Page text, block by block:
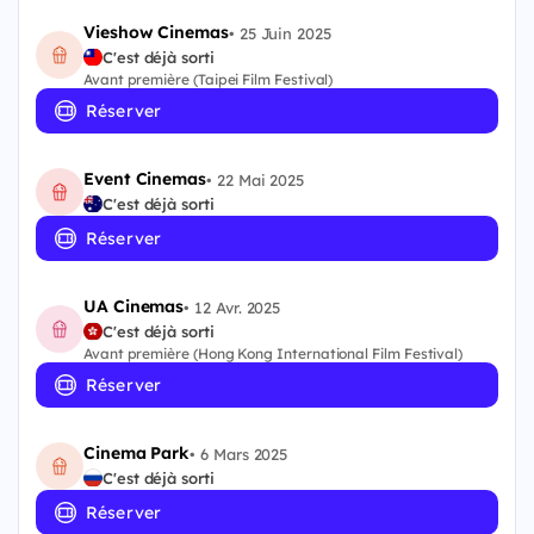
Vieshow Cinemas• 25 Juin 2025
C'est déjà sorti
Avant première (Taipei Film Festival)
Réserver
Event Cinemas• 22 Mai 2025
C'est déjà sorti
Réserver
UA Cinemas• 12 Avr. 2025
C'est déjà sorti
Avant première (Hong Kong International Film Festival)
Réserver
Cinema Park•6 Mars 2025
C'est déjà sorti
Réserver